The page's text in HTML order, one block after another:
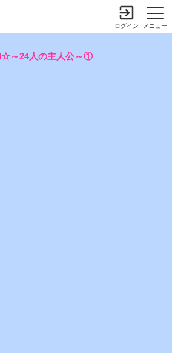
メニュー
ログイン
24人の主人公～①